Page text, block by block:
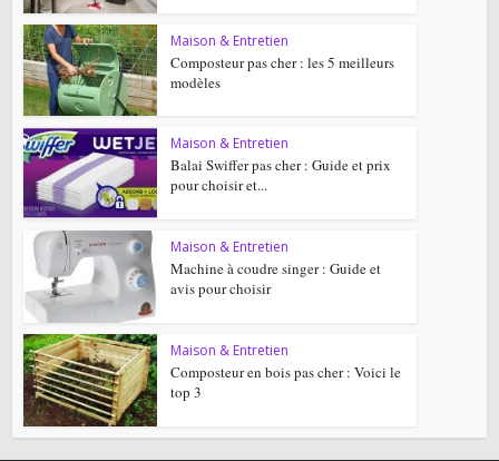
Maison & Entretien
Composteur pas cher : les 5 meilleurs
modèles
Maison & Entretien
Balai Swiffer pas cher : Guide et prix
pour choisir et...
Maison & Entretien
Machine à coudre singer : Guide et
avis pour choisir
Maison & Entretien
Composteur en bois pas cher : Voici le
top 3